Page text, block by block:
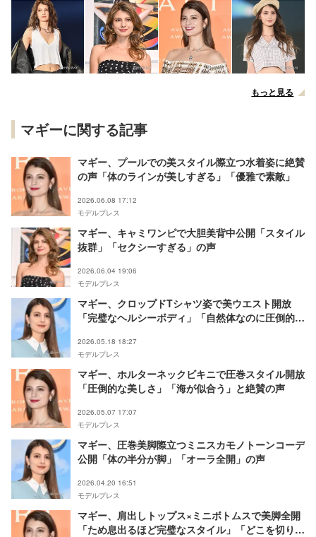
もっと見る
マギーに関する記事
マギー、プールでの美スタイル際立つ水着姿に絶賛
の声「体のラインが美しすぎる」「優雅で素敵」
2026.06.08 17:12
モデルプレス
マギー、キャミワンピで大胆美背中公開「スタイル
抜群」「セクシーすぎる」の声
2026.06.04 19:06
モデルプレス
マギー、クロップドTシャツ姿で美ウエスト開放
「完璧なヘルシーボディ」「自然体なのに圧倒的な
2026.05.18 18:27
モデルプレス
マギー、ホルターネックビキニで圧巻スタイル開放
「圧倒的な美しさ」「海が似合う」と絶賛の声
2026.05.07 17:07
モデルプレス
マギー、圧巻美脚際立つミニスカモノトーンコーデ
公開「体の半分が脚」「オーラ全開」の声
2026.04.20 16:51
モデルプレス
マギー、肩出しトップス×ミニボトムスで美脚全開
「ため息出るほど完璧なスタイル」「どこを切り取